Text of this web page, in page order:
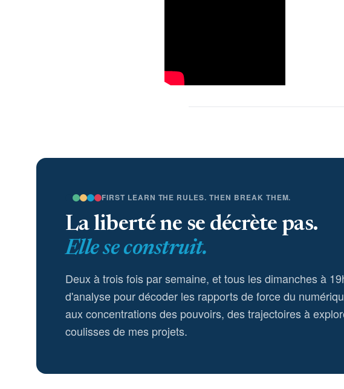
FIRST LEARN THE RULES. THEN BREAK THEM.
La liberté ne se décrète pas.
Elle se construit.
Deux à trois fois par semaine, et tous les dimanches à
d'analyse pour décoder les rapports de force du
aux concentrations des pouvoirs, des trajectoires à
coulisses de mes projets.